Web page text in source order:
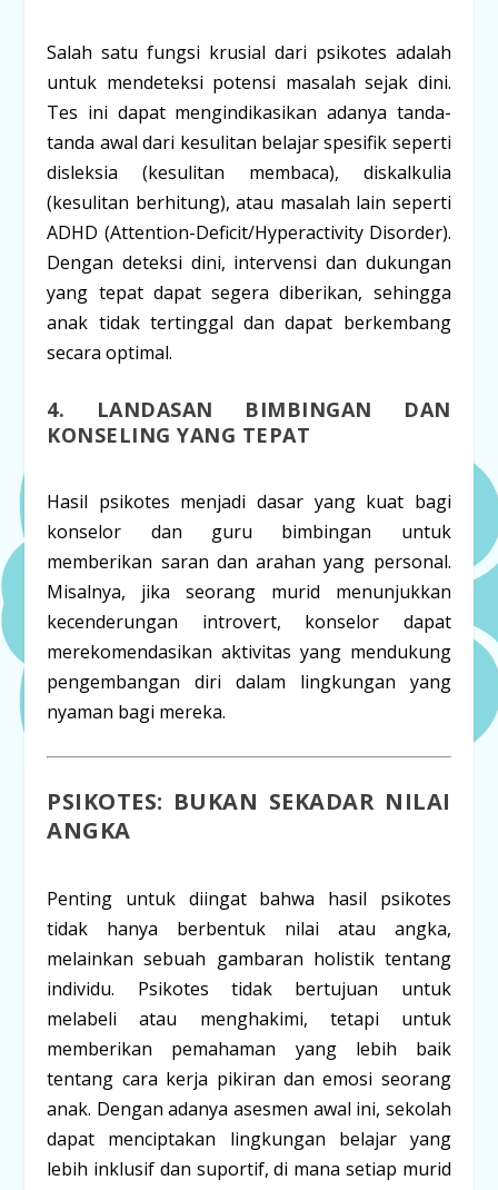
Salah satu fungsi krusial dari psikotes adalah
untuk mendeteksi potensi masalah sejak dini.
Tes ini dapat mengindikasikan adanya tanda-
tanda awal dari kesulitan belajar spesifik seperti
disleksia (kesulitan membaca), diskalkulia
(kesulitan berhitung), atau masalah lain seperti
ADHD (Attention-Deficit/Hyperactivity Disorder).
Dengan deteksi dini, intervensi dan dukungan
yang tepat dapat segera diberikan, sehingga
anak tidak tertinggal dan dapat berkembang
secara optimal.
4. LANDASAN BIMBINGAN DAN
KONSELING YANG TEPAT
Hasil psikotes menjadi dasar yang kuat bagi
konselor dan guru bimbingan untuk
memberikan saran dan arahan yang personal.
Misalnya, jika seorang murid menunjukkan
kecenderungan introvert, konselor dapat
merekomendasikan aktivitas yang mendukung
pengembangan diri dalam lingkungan yang
nyaman bagi mereka.
PSIKOTES: BUKAN SEKADAR NILAI
ANGKA
Penting untuk diingat bahwa hasil psikotes
tidak hanya berbentuk nilai atau angka,
melainkan sebuah gambaran holistiktentang
individu. Psikotes tidak bertujuan untuk
melabeli atau menghakimi, tetapi untuk
memberikan pemahaman yang lebih baik
tentang cara kerja pikiran dan emosi seorang
anak. Dengan adanya asesmen awal ini, sekolah
dapat menciptakan lingkungan belajar yang
lebih inklusif dan suportif, di mana setiap murid